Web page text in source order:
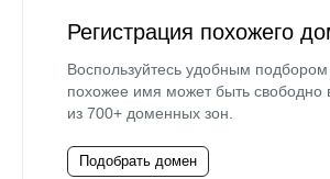
Регистрация похожего
Воспользуйтесь удобным
похожее имя может быть свободно
из 700+ доменных зон.
Подобрать домен